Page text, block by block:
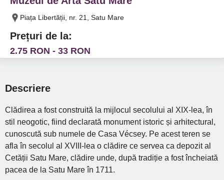
Piața Libertății, nr. 21, Satu Mare
Prețuri de la:
2.75 RON - 33 RON
Descriere
Clădirea a fost construită la mijlocul secolului al XIX-lea, în
stil neogotic, fiind declarată monument istoric și arhitectural,
cunoscută sub numele de Casa Vécsey. Pe acest teren se
afla în secolul al XVIII-lea o clădire ce servea ca depozit al
Cetății Satu Mare, clădire unde, după tradiție a fost încheiată
pacea de la Satu Mare în 1711.